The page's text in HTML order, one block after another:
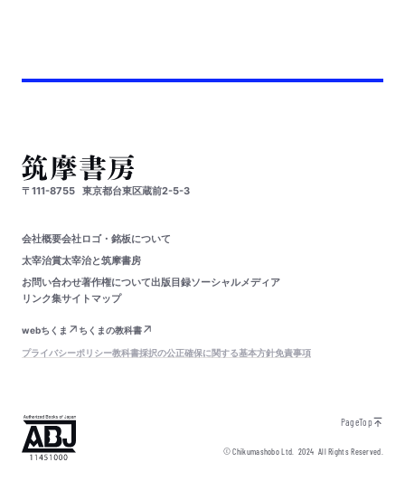
〒111-8755 東京都台東区蔵前2-5-3
会社概要会社ロゴ・銘板について
太宰治賞太宰治と筑摩書房
お問い合わせ著作権について出版目録ソーシャルメディア
リンク集サイトマップ
webちくま
ちくまの教科書
プライバシーポリシー教科書採択の公正確保に関する基本方針免責事項
PageTop
© Chikumashobo Ltd.2024 All Rights Reserved.